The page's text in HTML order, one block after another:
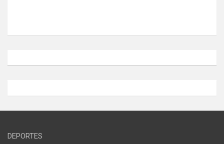
DEPORTES